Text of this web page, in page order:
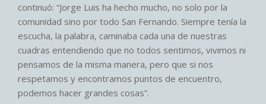
continuó: “Jorge Luis ha hecho mucho, no solo por la
comunidad sino por todo San Fernando. Siempre tenía la
escucha, la palabra, caminaba cada una de nuestras
cuadras entendiendo que no todos sentimos, vivimos ni
pensamos de la misma manera, pero que si nos
respetamos y encontramos puntos de encuentro,
podemos hacer grandes cosas”.